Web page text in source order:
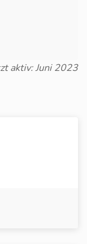
aktiv: Juni 2023